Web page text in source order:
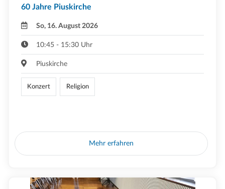
60 Jahre Piuskirche
So, 16. August 2026
10:45 - 15:30 Uhr
Piuskirche
Konzert Religion
Mehr erfahren